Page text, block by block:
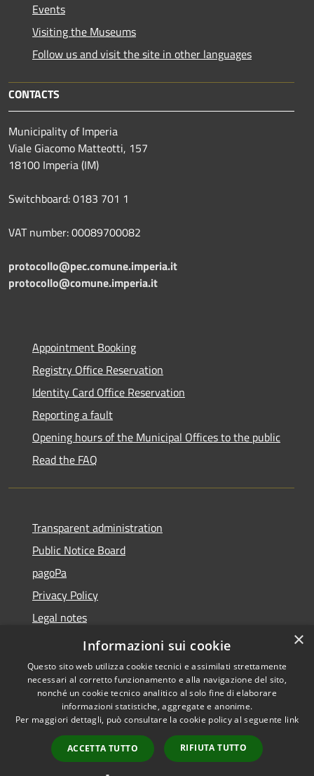
Events
Visiting the Museums
Follow us and visit the site in other languages
CONTACTS
Municipality of Imperia
Viale Giacomo Matteotti, 157
18100 Imperia (IM)
Switchboard: 0183 701 1
VAT number: 00089700082
protocollo@pec.comune.imperia.it
protocollo@comune.imperia.it
Appointment Booking
Registry Office Reservation
Identity Card Office Reservation
Reporting a fault
Opening hours of the Municipal Offices to the public
Read the FAQ
Transparent administration
Public Notice Board
pagoPa
Privacy Policy
Legal notes
Accessibility Statement
Accessibility
Copyright © 2026 • Città di
Imperia • Powered by
Municipium•
Admin
access
×
Informazioni sui cookie
Questo sito web utilizza cookie tecnici e assimilati strettamente
necessari al corretto funzionamento e alla navigazione del sito,
nonché un cookie tecnico analitico al solo fine di elaborare
informazioni statistiche, aggregate e anonime.
Per maggiori dettagli, può consultare la cookie policy al seguente link
ACCETTA TUTTO RIFIUTA TUTTO